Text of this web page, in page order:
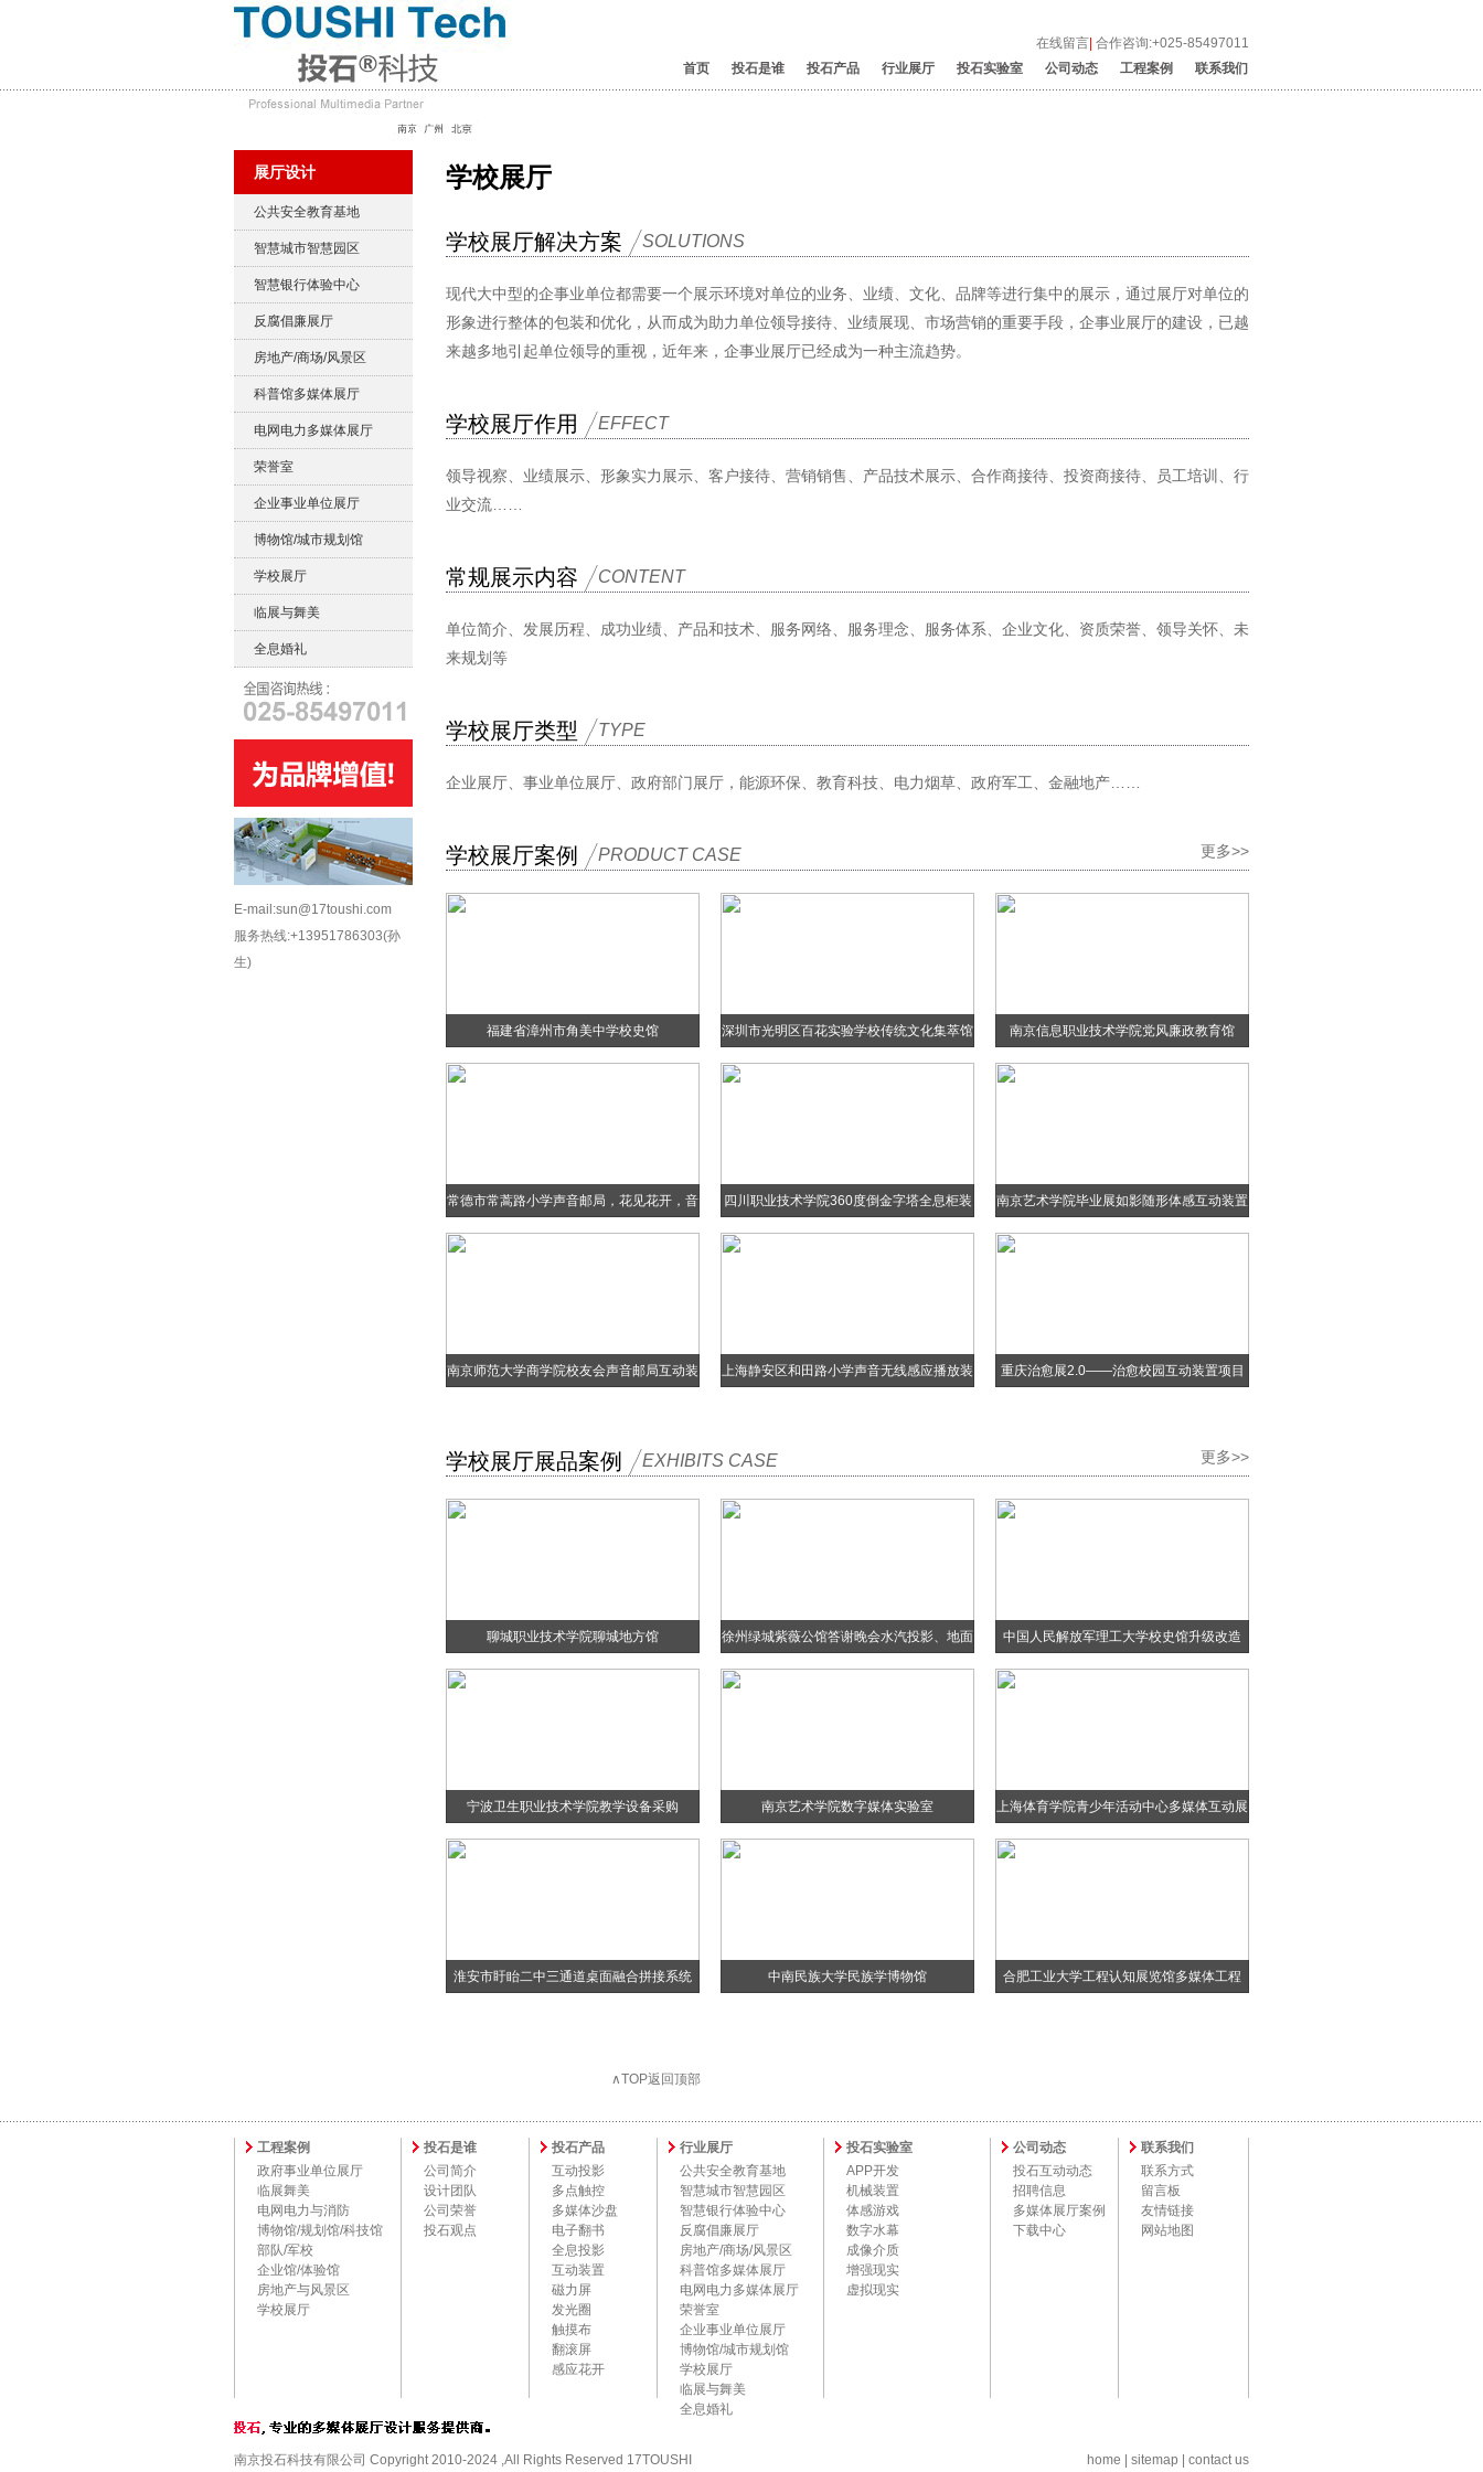
在线留言 合作咨询:+025-85497011
首页
投石是谁 投石产品 行业展厅 投石实验室 公司动态 工程案例 联系我们
展厅设计
公共安全教育基地
智慧城市智慧园区
智慧银行体验中心
反腐倡廉展厅
房地产/商场/风景区
科普馆多媒体展厅
电网电力多媒体展厅
荣誉室
企业事业单位展厅
博物馆/城市规划馆
学校展厅
临展与舞美
全息婚礼
E-mail:sun@17toushi.com
服务热线:+13951786303(孙
生)
学校展厅
学校展厅解决方案 SOLUTIONS
现代大中型的企事业单位都需要一个展示环境对单位的业务、业绩、文化、品牌等进行集中的展示，通过展厅对单位的
形象进行整体的包装和优化，从而成为助力单位领导接待、业绩展现、市场营销的重要手段，企事业展厅的建设，已越
来越多地引起单位领导的重视，近年来，企事业展厅已经成为一种主流趋势。
学校展厅作用 EFFECT
领导视察、业绩展示、形象实力展示、客户接待、营销销售、产品技术展示、合作商接待、投资商接待、员工培训、行
业交流……
常规展示内容 CONTENT
单位简介、发展历程、成功业绩、产品和技术、服务网络、服务理念、服务体系、企业文化、资质荣誉、领导关怀、未
来规划等
学校展厅类型 TYPE
企业展厅、事业单位展厅、政府部门展厅，能源环保、教育科技、电力烟草、政府军工、金融地产……
学校展厅案例 PRODUCT CASE 更多>>
福建省漳州市角美中学校史馆 深圳市光明区百花实验学校传统文化集萃馆 南京信息职业技术学院党风廉政教育馆
常德市常蒿路小学声音邮局，花见花开，音
乐触摸墙，眼球互动装置
四川职业技术学院360度倒金字塔全息柜装
置
南京艺术学院毕业展如影随形体感互动装置
南京师范大学商学院校友会声音邮局互动装 上海静安区和田路小学声音无线感应播放装 重庆治愈展2.0——治愈校园互动装置项目
学校展厅展品案例 EXHIBITS CASE 更多>>
聊城职业技术学院聊城地方馆 徐州绿城紫薇公馆答谢晚会水汽投影、地面
互动
中国人民解放军理工大学校史馆升级改造
宁波卫生职业技术学院教学设备采购 南京艺术学院数字媒体实验室 上海体育学院青少年活动中心多媒体互动展
项
淮安市盱眙二中三通道桌面融合拼接系统 中南民族大学民族学博物馆 合肥工业大学工程认知展览馆多媒体工程
∧TOP返回顶部
工程案例
政府事业单位展厅
临展舞美
电网电力与消防
博物馆/规划馆/科技馆
部队/军校
企业馆/体验馆
房地产与风景区
学校展厅
投石是谁
公司简介
设计团队
公司荣誉
投石观点
投石产品
互动投影
多点触控
多媒体沙盘
电子翻书
全息投影
互动装置
磁力屏
发光圈
触摸布
翻滚屏
感应花开
行业展厅
公共安全教育基地
智慧城市智慧园区
智慧银行体验中心
反腐倡廉展厅
房地产/商场/风景区
科普馆多媒体展厅
电网电力多媒体展厅
荣誉室
企业事业单位展厅
博物馆/城市规划馆
学校展厅
临展与舞美
全息婚礼
投石实验室
APP开发
机械装置
体感游戏
数字水幕
成像介质
增强现实
虚拟现实
公司动态
投石互动动态
招聘信息
多媒体展厅案例
下载中心
联系我们
联系方式
留言板
友情链接
网站地图
南京投石科技有限公司 Copyright 2010-2024 ,All Rights Reserved 17TOUSHI home sitemap contact us